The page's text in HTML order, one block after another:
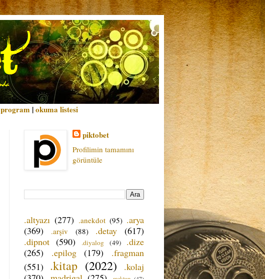
program |okuma listesi
piktobet
Profilimin tamamını
görüntüle
.altyazı (277) .anekdot (95) .arya
(369)
.arşiv (88) .detay
(617)
.dipnot (590) .diyalog (49)
.dize
(265)
.epilog (179)
.fragman
(551) .kitap (2022)
.kolaj